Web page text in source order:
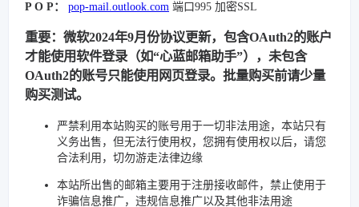
P O P：
pop-mail.outlook.com 端口995 加密SSL
重要：微软2024年9月份协议更新，包含OAuth2的账户
才能使用软件登录（如“心蓝邮箱助手”），未包含
OAuth2的账号只能使用网页登录。批量购买前请少量
购买测试。
严禁利用本站购买的账号用于一切非法用途，本站只有
义务出售，但无法行使用权，您拥有使用权以后，请您
合法利用，切勿游走法律边缘
本站所出售的邮箱主要用于注册接收邮件，禁止使用于
诈骗信息推广，违规信息推广以及其他非法用途